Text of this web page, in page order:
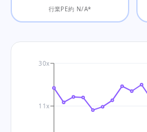
行業PE約 N/A*
11x
30x